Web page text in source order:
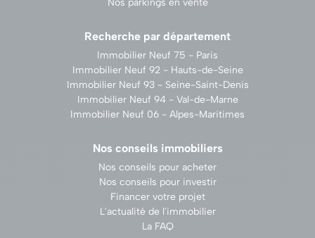
Recherche par département
Immobilier Neuf 75 - Paris
Immobilier Neuf 92 - Hauts-de-Seine
Immobilier Neuf 93 - Seine-Saint-Denis
Immobilier Neuf 94 - Val-de-Marne
Immobilier Neuf 06 - Alpes-Maritimes
Nos conseils immobiliers
Nos conseils pour acheter
Nos conseils pour investir
Financer votre projet
L'actualité de l'immobilier
La FAQ